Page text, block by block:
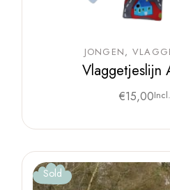
JONGEN
Vlaggetjeslijn
€15,00
Sold